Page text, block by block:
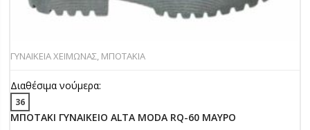
ΓΥΝΑΙΚΕΙΑ ΧΕΙΜΩΝΑΣ, ΜΠΟΤΑΚΙΑ
Διαθέσιμα νούμερα:
36
ΜΠΟΤΑΚΙ ΓΥΝΑΙΚΕΙΟ ALTA MODA RQ-60 ΜΑΥΡΟ